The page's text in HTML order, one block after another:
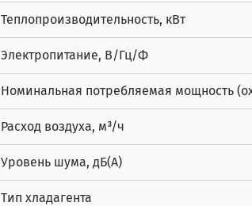
Теплопроизводительность, кВт
Электропитание, В/Гц/Ф
Номинальная потребляемая мощность
Расход воздуха, м³/ч
Уровень шума, дБ(A)
Тип хладагента